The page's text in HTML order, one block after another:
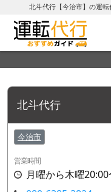
北斗代行【今治市】の運
北斗代行
今治市
営業時間
月曜から木曜